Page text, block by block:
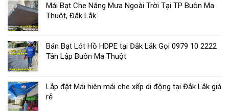
Mái Bạt Che Nắng Mưa Ngoài Trời Tại TP Buôn Ma
Thuột, Đắk Lắk
Bán Bạt Lót Hồ HDPE tại Đắk Lắk Gọi 0979 10 2222
Tân Lập Buôn Ma Thuột
Lắp đặt Mái hiên mái che xếp di động tại Đắk Lắk giá
rẻ